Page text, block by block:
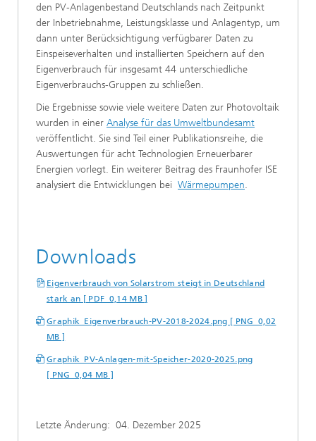
den PV-Anlagenbestand Deutschlands nach Zeitpunkt
der Inbetriebnahme, Leistungsklasse und Anlagentyp, um
dann unter Berücksichtigung verfügbarer Daten zu
Einspeiseverhalten und installierten Speichern auf den
Eigenverbrauch für insgesamt 44 unterschiedliche
Eigenverbrauchs-Gruppen zu schließen.
Die Ergebnisse sowie viele weitere Daten zur Photovoltaik
wurden in einer Analyse für das Umweltbundesamt
veröffentlicht. Sie sind Teil einer Publikationsreihe, die
Auswertungen für acht Technologien Erneuerbarer
Energien vorlegt. Ein weiterer Beitrag des Fraunhofer ISE
analysiert die Entwicklungen bei Wärmepumpen.
Downloads
Eigenverbrauch von Solarstrom steigt in Deutschland
stark an [ PDF 0,14 MB ]
Graphik_Eigenverbrauch-PV-2018-2024.png [ PNG 0,02
MB ]
Graphik_PV-Anlagen-mit-Speicher-2020-2025.png
[ PNG 0,04 MB ]
Letzte Änderung: 04. Dezember 2025